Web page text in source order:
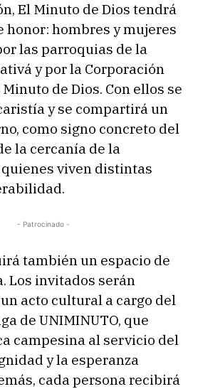
El Minuto de Dios tendrá
honor: hombres y mujeres
las parroquias de la
y por la Corporación
de Dios. Con ellos se
y se compartirá un
como signo concreto del
la cercanía de la
viven distintas
- Patrocinado -
también un espacio de
Los invitados serán
acto cultural a cargo del
de UNIMINUTO, que
campesina al servicio del
y la esperanza
cada persona recibirá